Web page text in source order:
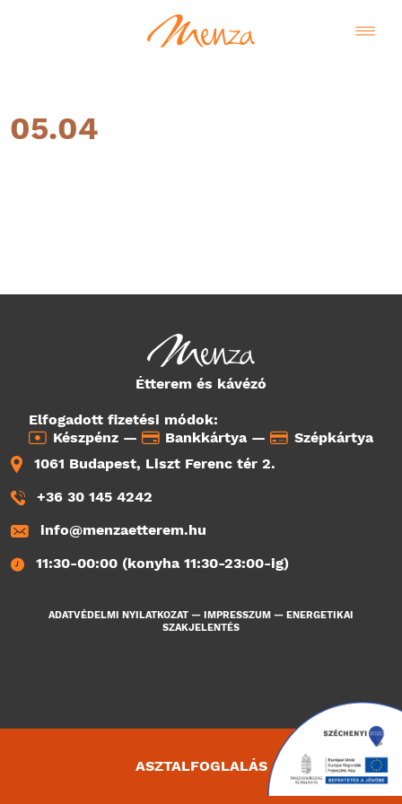
05.04
Étterem és kávézó
Elfogadott fizetési módok:
Készpénz —
Bankkártya —
Szépkártya
1061 Budapest, Liszt Ferenc tér 2.
+36 30 145 4242
info@menzaetterem.hu
11:30-00:00 (konyha 11:30-23:00-ig)
ADATVÉDELMI NYILATKOZAT — IMPRESSZUM — ENERGETIKAI
SZAKJELENTÉS
ASZTALFOGLALÁS